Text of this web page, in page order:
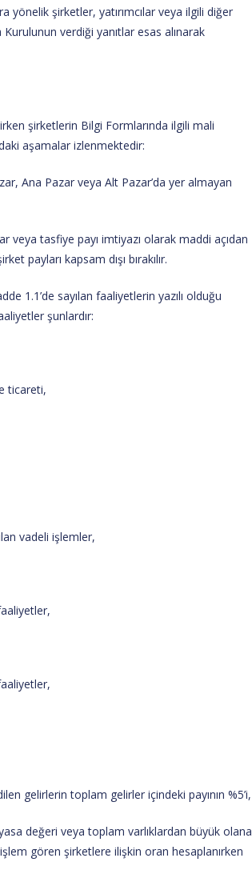
yönelik şirketler, yatırımcılar veya ilgili diğer
verdiği yanıtlar esas alınarak
şirketlerin Bilgi Formlarında ilgili mali
aşamalar izlenmektedir:
Ana Pazar veya Alt Pazar’da yer almayan
tasfiye payı imtiyazı olarak maddi açıdan
payları kapsam dışı bırakılır.
1.1’de sayılan faaliyetlerin yazılı olduğu
şunlardır:
ticareti,
vadeli işlemler,
toplam gelirler içindeki payının %5’i,
değeri veya toplam varlıklardan büyük olana
gören şirketlere ilişkin oran hesaplanırken